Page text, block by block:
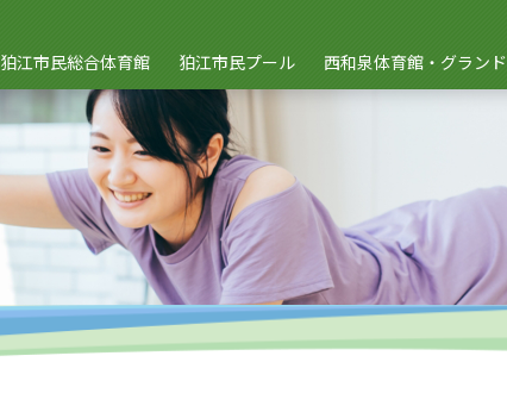
狛江市民総合体育館 狛江市民プール 西和泉体育館・グランド